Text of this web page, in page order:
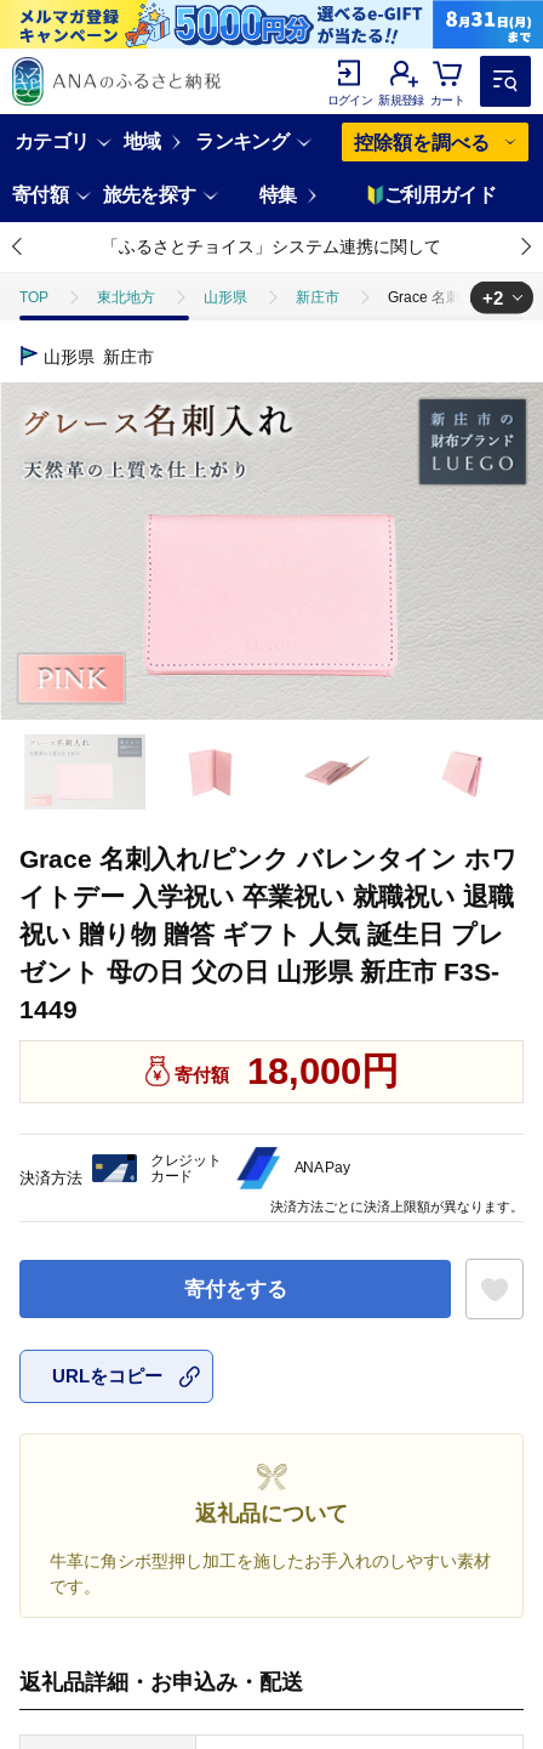
ログイン 新規登録 カート
カテゴリ 地域 ランキング 控除額を調べる
寄付額 旅先を探す 特集 ご利用ガイド
「ふるさとチョイス」システム連携に関して
TOP 東北地方 山形県 新庄市 Grace 名刺入れ/ピンク
TOP
Grace 名刺入れ/ピンク バレンタ
+2
山形県 新庄市
Grace 名刺入れ/ピンク バレンタイン ホワ
イトデー 入学祝い 卒業祝い 就職祝い 退職
祝い 贈り物 贈答 ギフト 人気 誕生日 プレ
ゼント 母の日 父の日 山形県 新庄市 F3S-
1449
寄付額 18,000円
寄付をする
URLをコピー
返礼品について
牛革に角シボ型押し加工を施したお手入れのしやすい素材
です。
返礼品詳細・お申込み・配送
決済方法
クレジット
カード
ANA Pay
決済方法ごとに決済上限額が異なります。